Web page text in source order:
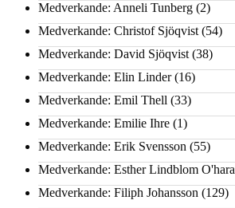
Medverkande: Anneli Tunberg (2)
Medverkande: Christof Sjöqvist (54)
Medverkande: David Sjöqvist (38)
Medverkande: Elin Linder(16)
Medverkande: Emil Thell (33)
Medverkande: Emilie Ihre (1)
Medverkande: Erik Svensson (55)
Medverkande: Esther Lindblom O'hara
Medverkande: Filiph Johansson (129)